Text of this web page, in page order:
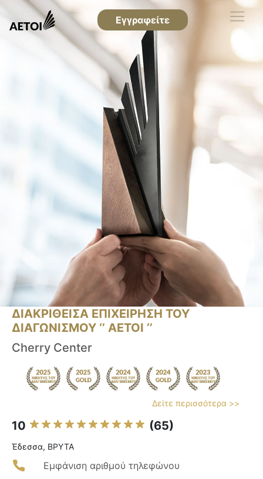
Εγγραφείτε
ΔΙΑΚΡΙΘΕΙΣΑ ΕΠΙΧΕΙΡΗΣΗ ΤΟΥ
ΔΙΑΓΩΝΙΣΜΟΥ ‘’ ΑΕΤΟΙ ‘’
Cherry Center
Δείτε περισσότερα >>
10 (65)
Έδεσσα, ΒΡΥΤΑ
Εμφάνιση αριθμού τηλεφώνου